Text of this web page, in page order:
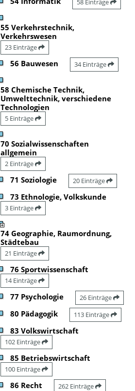
58 Einträge
55 Verkehrstechnik,
Verkehrswesen
23 Einträge
56 Bauwesen 34 Einträge
58 Chemische Technik,
Umwelttechnik, verschiedene
Technologien
5 Einträge
70 Sozialwissenschaften
allgemein
2 Einträge
71 Soziologie 20 Einträge
73 Ethnologie, Volkskunde
3 Einträge
74 Geographie, Raumordnung,
Städtebau
21 Einträge
76 Sportwissenschaft
14 Einträge
77 Psychologie 26 Einträge
80 Pädagogik 113 Einträge
83 Volkswirtschaft
102 Einträge
85 Betriebswirtschaft
100 Einträge
86 Recht 262 Einträge